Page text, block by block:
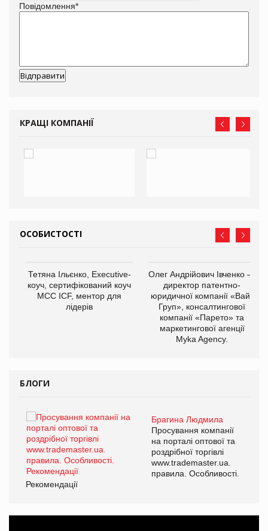
Повідомлення*
КРАЩІ КОМПАНІЇ
ОСОБИСТОСТІ
Тетяна Ільєнко, Executive-
коуч, сертифікований коуч
МСС ICF, ментор для
лідерів
Олег Андрійович Івченко —
директор патентно-
юридичної компанії «Вайз
Груп», консалтингової
компанії «Парето» та
маркетингової агенції
Myka Agency.
БЛОГИ
Брагина Людмила
Просування компанії
на порталі оптової та
роздрібної торгівлі
www.trademaster.ua.
правила. Особливості.
Рекомендації